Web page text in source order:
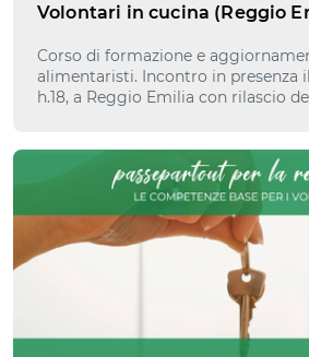
Volontari in cucina (Reggio
Corso di formazione e
alimentaristi. Incontro in presenza
h.18, a Reggio Emilia con rilascio